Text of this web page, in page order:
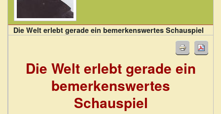
Die Welt erlebt gerade ein bemerkenswertes Schauspiel
Die Welt erlebt gerade ein
bemerkenswertes
Schauspiel